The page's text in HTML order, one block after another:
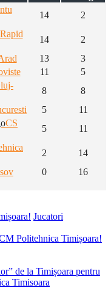
14 2
14
2
13
3
11
5
8
8
5
11
CS
5 11
2
14
0
16
Jucatori
Politehnica Timișoara!
de la Timișoara pentru
Timisoara